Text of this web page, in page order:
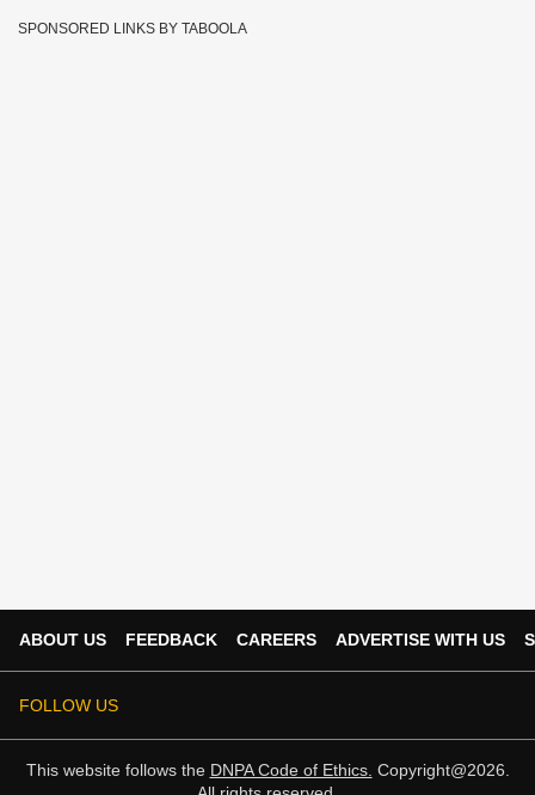
SPONSORED LINKS BY TABOOLA
ABOUT US FEEDBACK CAREERS ADVERTISE WITH US
FOLLOW US
This website follows the DNPA Code of Ethics. Copyright@2026.